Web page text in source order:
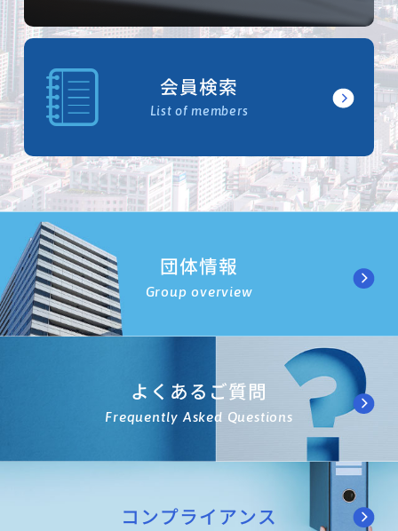
会員検索
List of members
団体情報
Group overview
よくあるご質問
Frequently Asked Questions
コンプライアンス